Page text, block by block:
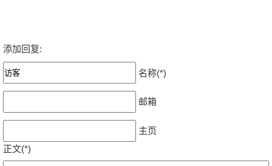
添加回复:
名称(*)
邮箱
主页
正文(*)